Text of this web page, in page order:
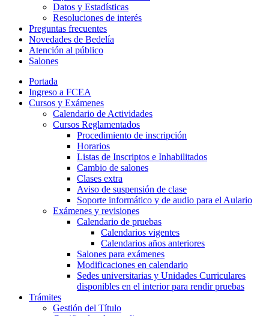
Datos y Estadísticas
Resoluciones de interés
Preguntas frecuentes
Novedades de Bedelía
Atención al público
Salones
Portada
Ingreso a FCEA
Cursos y Exámenes
Calendario de Actividades
Cursos Reglamentados
Procedimiento de inscripción
Horarios
Listas de Inscriptos e Inhabilitados
Cambio de salones
Clases extra
Aviso de suspensión de clase
Soporte informático y de audio para el Aulario
Exámenes y revisiones
Calendario de pruebas
Calendarios vigentes
Calendarios años anteriores
Salones para exámenes
Modificaciones en calendario
Sedes universitarias y Unidades Curriculares
disponibles en el interior para rendir pruebas
Trámites
Gestión del Título